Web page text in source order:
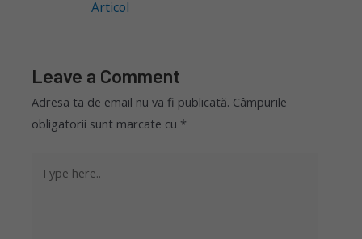
Articol
Leave a Comment
Adresa ta de email nu va fi publicată. Câmpurile
obligatorii sunt marcate cu *